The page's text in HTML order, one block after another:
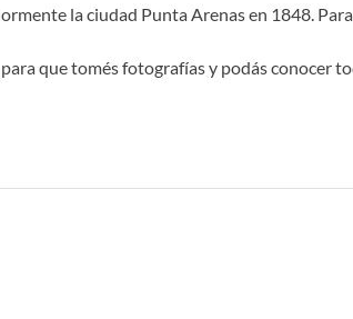
la ciudad Punta Arenas en 1848.
que tomés fotografías y podás conocer